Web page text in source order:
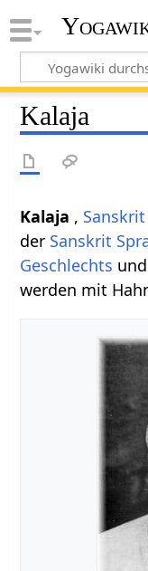
Kalaja
Kalaja , Sanskrit
der Sanskrit
Geschlechts
werden mit